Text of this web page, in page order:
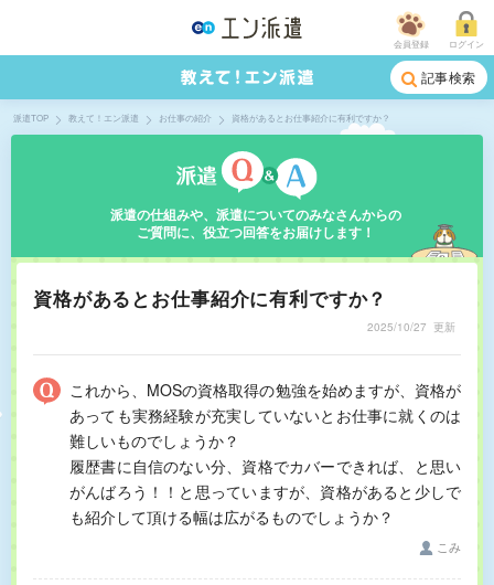
会員登録 ログイン
記事検索
派遣TOP 教えて！エン派遣 お仕事の紹介 資格があるとお仕事紹介に有利ですか？
派遣の仕組みや、派遣についてのみなさんからの
ご質問に、役立つ回答をお届けします！
資格があるとお仕事紹介に有利ですか？
2025/10/27 更新
これから、MOSの資格取得の勉強を始めますが、資格が
あっても実務経験が充実していないとお仕事に就くのは
難しいものでしょうか？
履歴書に自信のない分、資格でカバーできれば、と思い
がんばろう！！と思っていますが、資格があると少しで
も紹介して頂ける幅は広がるものでしょうか？
こみ